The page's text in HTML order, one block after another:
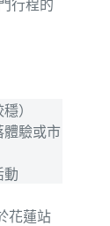
行程的
）
體驗或市
動
花蓮站